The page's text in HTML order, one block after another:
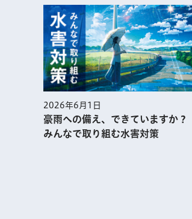
いますか？
2026年5月1日
実践！熱中症予防に
化のススメ